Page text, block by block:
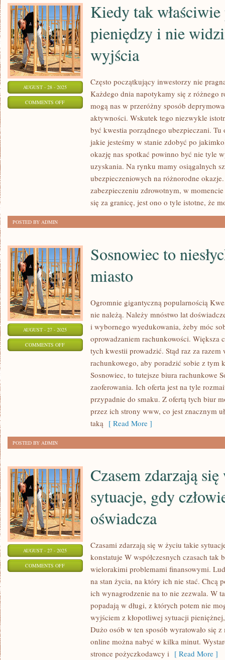
AUGUST - 28 - 2025
COMMENTS OFFON
WŁAŚCIWIE
POŻĄDAMY
INNEGO
WYJŚCIA
Kiedy tak
pieniędzy i nie
wyjścia
Często początkujący inwestorzy nie
Każdego dnia napotykamy się z różnego
mogą nas w przeróżny sposób
aktywności. Wskutek tego niezwykle
być kwestia porządnego ubezpieczani.
jakie jesteśmy w stanie zdobyć po
okazję nas spotkać powinno być nie tyle
uzyskania. Na rynku mamy osiągalnych
ubezpieczeniowych na różnorodne
zabezpieczeniu zdrowotnym, w
się za granicę, jest ono o tyle istotne, że
POSTED BY ADMIN
AUGUST - 27 - 2025
COMMENTS OFFON
SOSNOWIEC
Sosnowiec to
miasto
Ogromnie gigantyczną popularnością
nie należą. Należy mnóstwo lat
i wybornego wyedukowania, żeby móc
oprowadzaniem rachunkowości. Większa
tych kwestii prowadzić. Stąd raz za razem
rachunkowego, aby poradzić sobie z tym
Sosnowiec, to tutejsze biura rachunkowe
zaoferowania. Ich oferta jest na tyle
przypadnie do smaku. Z ofertą tych biur
przez ich strony www, co jest znacznym
taką [ Read More ]
POSTED BY ADMIN
AUGUST - 27 - 2025
COMMENTS OFFON
Czasem zdarzają
sytuacje, gdy
oświadcza
Czasami zdarzają się w życiu takie
konstatuje W współczesnych czasach
wielorakimi problemami finansowymi.
na stan życia, na który ich nie stać. Chcą
ich wynagrodzenie na to nie zezwala. W
popadają w długi, z których potem nie
wyjściem z kłopotliwej sytuacji
Dużo osób w ten sposób wyratowało się
online można nabyć w kilka minut.
stronce pożyczkodawcy i [ Read More ]